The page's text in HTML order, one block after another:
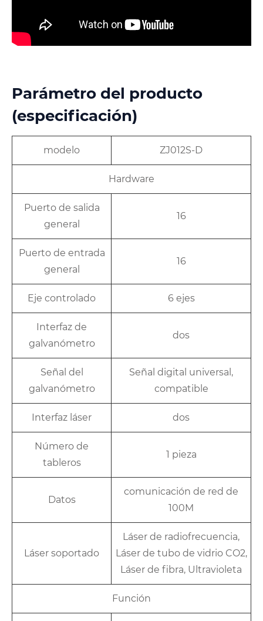
Parámetro del producto
(especificación)
modelo ZJ012S-D
Hardware
Puerto de salida
general
16
Puerto de entrada
general
16
Eje controlado 6 ejes
Interfaz de
galvanómetro
dos
Señal del
galvanómetro
Señal digital universal,
compatible
Interfaz láser dos
Número de
tableros
1 pieza
Datos
comunicación de red de
100M
Láser soportado
Láser de radiofrecuencia,
Láser de tubo de vidrio CO2,
Láser de fibra, Ultravioleta
Función